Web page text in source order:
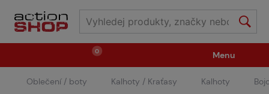
0
Zbraně Střelivo / plyny
Menu
Oblečení / boty Kalhoty / Kraťasy Kalhoty